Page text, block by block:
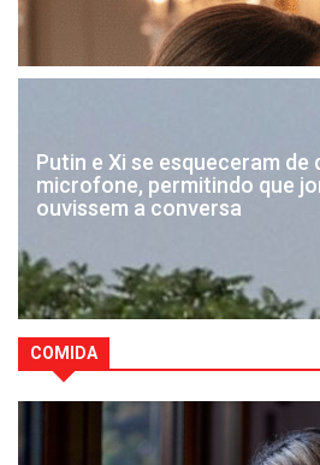
Putin e Xi se esqueceram de
microfone, permitindo que
ouvissem a conversa
COMIDA